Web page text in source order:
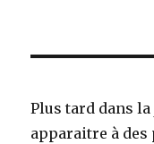
Plus tard dans
apparaitre à des